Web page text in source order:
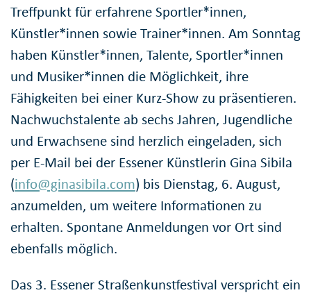
Treffpunkt für erfahrene Sportler*innen,
Künstler*innen sowie Trainer*innen. Am Sonntag
haben Künstler*innen, Talente, Sportler*innen
und Musiker*innen die Möglichkeit, ihre
Fähigkeiten bei einer Kurz-Show zu präsentieren.
Nachwuchstalente ab sechs Jahren, Jugendliche
und Erwachsene sind herzlich eingeladen, sich
per E-Mail bei der Essener Künstlerin Gina Sibila
(info@ginasibila.com) bis Dienstag, 6. August,
anzumelden, um weitere Informationen zu
erhalten. Spontane Anmeldungen vor Ort sind
ebenfalls möglich.
Das 3. Essener Straßenkunstfestival verspricht ein